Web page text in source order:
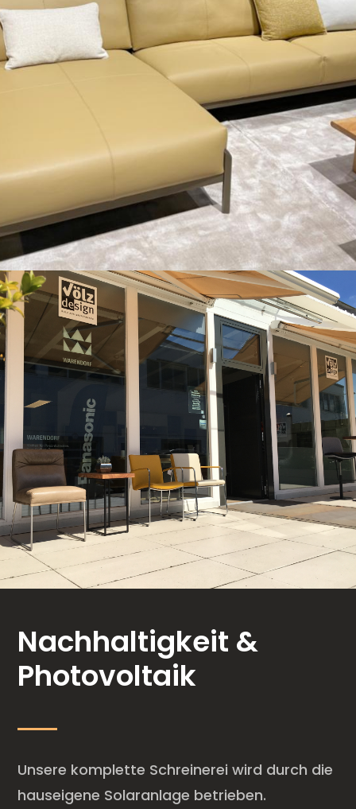
Nachhaltigkeit &
Photovoltaik
Unsere komplette Schreinerei wird durch die
hauseigene Solaranlage betrieben.